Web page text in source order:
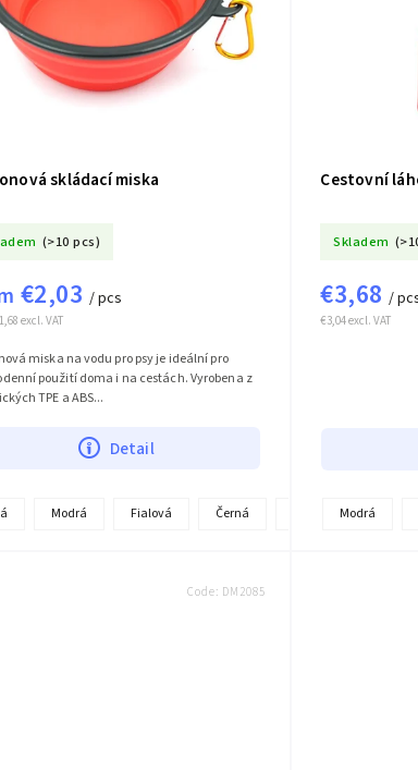
skládací miska
(>10 pcs)
excl. VAT
€2,03 / pcs
Detail
miska na vodu pro psy je ideální pro
použití doma i na cestách. Vyrobena z
TPE a ABS...
Modrá Fialová Černá
Cestovní
Skladem
€3,04 excl. VAT
€3,68/
Modrá
Code: DM2085